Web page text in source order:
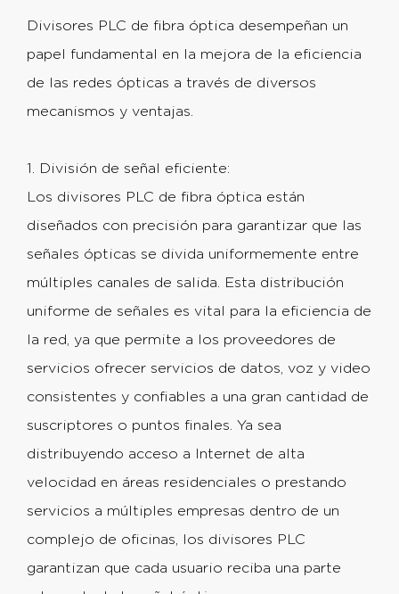
Divisores PLC de fibra óptica desempeñan un
papel fundamental en la mejora de la eficiencia
de las redes ópticas a través de diversos
mecanismos y ventajas.
1. División de señal eficiente:
Los divisores PLC de fibra óptica están
diseñados con precisión para garantizar que las
señales ópticas se divida uniformemente entre
múltiples canales de salida. Esta distribución
uniforme de señales es vital para la eficiencia de
la red, ya que permite a los proveedores de
servicios ofrecer servicios de datos, voz y video
consistentes y confiables a una gran cantidad de
suscriptores o puntos finales. Ya sea
distribuyendo acceso a Internet de alta
velocidad en áreas residenciales o prestando
servicios a múltiples empresas dentro de un
complejo de oficinas, los divisores PLC
garantizan que cada usuario reciba una parte